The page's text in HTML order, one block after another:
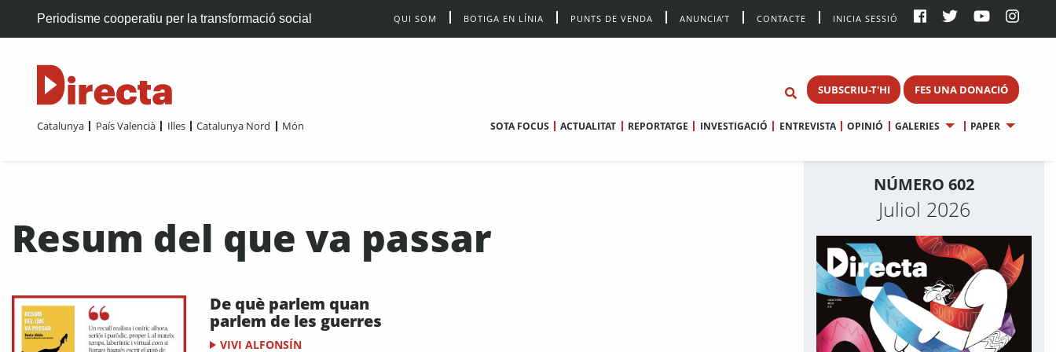
Periodisme cooperatiu per la transformació social QUI SOM BOTIGA EN LÍNIA PUNTS DE VENDA ANUNCIA’T CONTACTE INICIA SESSIÓ
SUBSCRIU-T'HI FES UNA DONACIÓ
Catalunya País Valencià Illes Catalunya Nord Món SOTA FOCUS ACTUALITAT REPORTATGE INVESTIGACIÓ ENTREVISTA OPINIÓ GALERIES PAPER
Resum del que va passar
De què parlem quan
parlem de les guerres
VIVI ALFONSÍN
NÚMERO 602
Juliol 2026